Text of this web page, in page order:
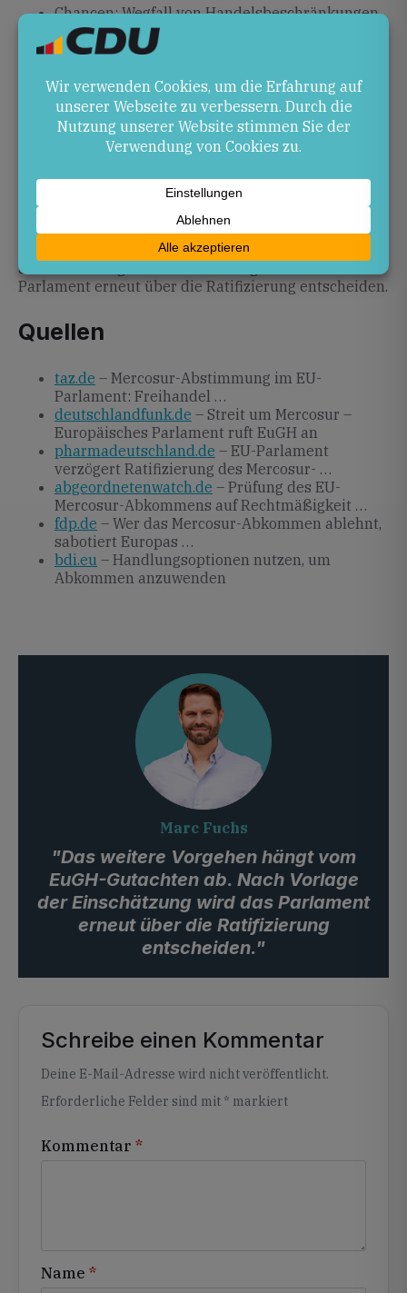
Chancen: Wegfall von Handelsbeschränkungen
und Kosteneinsparungen von etwa vier
Milliarden Euro (
Risiken: Unklarheiten zur EU-Rechtmäßigkeit
bis zur Klärung durch den EuGH und mögliche
Verzögerungen in der Umsetzung (Streit um
Mercosur – Europäisches Parlament ruft EuGH
Ausblick
Das weitere Vorgehen hängt vom EuGH-Gutachten
ab. Nach Vorlage der Einschätzung wird das
Parlament erneut über die Ratifizierung entscheiden.
Quellen
taz.de – Mercosur-Abstimmung im EU-
Parlament: Freihandel …
deutschlandfunk.de – Streit um Mercosur –
Europäisches Parlament ruft EuGH an
pharmadeutschland.de – EU-Parlament
verzögert Ratifizierung des Mercosur- …
abgeordnetenwatch.de – Prüfung des EU-
Mercosur-Abkommens auf Rechtmäßigkeit …
fdp.de – Wer das Mercosur-Abkommen ablehnt,
sabotiert Europas …
bdi.eu – Handlungsoptionen nutzen, um
Abkommen anzuwenden
Marc Fuchs
"Das weitere Vorgehen hängt vom
EuGH-Gutachten ab. Nach Vorlage
der Einschätzung wird das Parlament
erneut über die Ratifizierung
entscheiden."
Schreibe einen Kommentar
Deine E-Mail-Adresse wird nicht veröffentlicht.
Erforderliche Felder sind mit * markiert
Kommentar *
Name *
Alternative: